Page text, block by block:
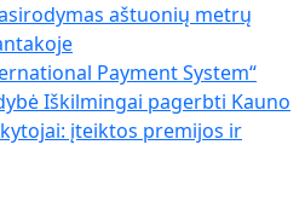
aštuonių metrų
Payment System“
Iškilmingai pagerbti Kauno
įteiktos premijos ir